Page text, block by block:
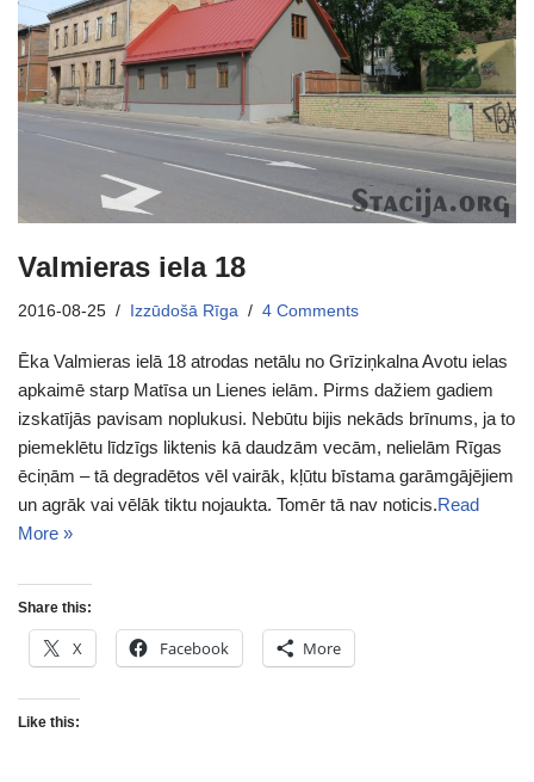
Valmieras iela 18
2016-08-25 Izzūdošā Rīga 4 Comments
Ēka Valmieras ielā 18 atrodas netālu no Grīziņkalna Avotu ielas
apkaimē starp Matīsa un Lienes ielām. Pirms dažiem gadiem
izskatījās pavisam noplukusi. Nebūtu bijis nekāds brīnums, ja to
piemeklētu līdzīgs liktenis kā daudzām vecām, nelielām Rīgas
ēciņām – tā degradētos vēl vairāk, kļūtu bīstama garāmgājējiem
un agrāk vai vēlāk tiktu nojaukta. Tomēr tā nav noticis.Read
More »
Share this:
X Facebook More
Like this: